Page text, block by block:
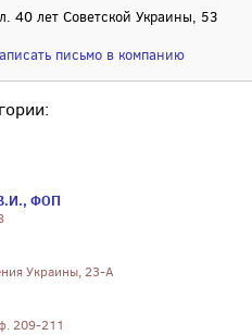
40 лет Советской Украины, 53
письмо в компанию
ФОП
Украины, 23-А
209-211